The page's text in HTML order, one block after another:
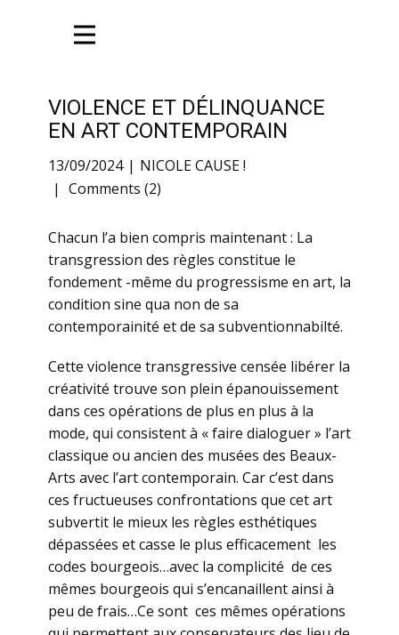
VIOLENCE ET DÉLINQUANCE
EN ART CONTEMPORAIN
13/09/2024
NICOLE CAUSE !
Comments (2)
Chacun l’a bien compris maintenant : La
transgression des règles constitue le
fondement -même du progressisme en art, la
condition sine qua non de sa
contemporainité et de sa subventionnabilté.
Cette violence transgressive censée libérer la
créativité trouve son plein épanouissement
dans ces opérations de plus en plus à la
mode, qui consistent à « faire dialoguer » l’art
classique ou ancien des musées des Beaux-
Arts avec l’art contemporain. Car c’est dans
ces fructueuses confrontations que cet art
subvertit le mieux les règles esthétiques
dépassées et casse le plus efficacement les
codes bourgeois…avec la complicité de ces
mêmes bourgeois qui s’encanaillent ainsi à
peu de frais…Ce sont ces mêmes opérations